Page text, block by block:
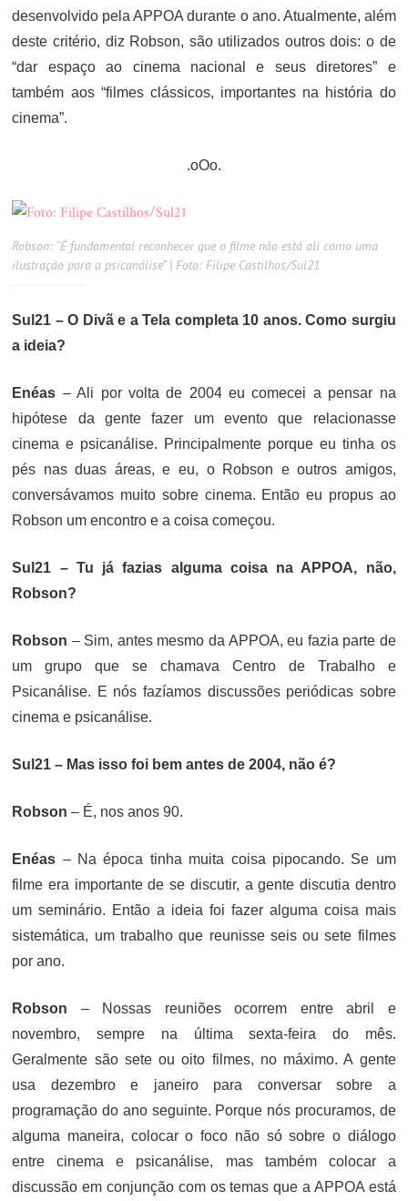
desenvolvido pela APPOA durante o ano. Atualmente, além
deste critério, diz Robson, são utilizados outros dois: o de
“dar espaço ao cinema nacional e seus diretores” e
também aos “filmes clássicos, importantes na história do
cinema”.
.oOo.
Robson: “É fundamental reconhecer que o filme não está ali como uma
ilustração para a psicanálise” | Foto: Filipe Castilhos/Sul21
Sul21 – O Divã e a Tela completa 10 anos. Como surgiu
a ideia?
Enéas – Ali por volta de 2004 eu comecei a pensar na
hipótese da gente fazer um evento que relacionasse
cinema e psicanálise. Principalmente porque eu tinha os
pés nas duas áreas, e eu, o Robson e outros amigos,
conversávamos muito sobre cinema. Então eu propus ao
Robson um encontro e a coisa começou.
Sul21 – Tu já fazias alguma coisa na APPOA, não,
Robson?
Robson – Sim, antes mesmo da APPOA, eu fazia parte de
um grupo que se chamava Centro de Trabalho e
Psicanálise. E nós fazíamos discussões periódicas sobre
cinema e psicanálise.
Sul21 – Mas isso foi bem antes de 2004, não é?
Robson – É, nos anos 90.
Enéas – Na época tinha muita coisa pipocando. Se um
filme era importante de se discutir, a gente discutia dentro
um seminário. Então a ideia foi fazer alguma coisa mais
sistemática, um trabalho que reunisse seis ou sete filmes
por ano.
Robson – Nossas reuniões ocorrem entre abril e
novembro, sempre na última sexta-feira do mês.
Geralmente são sete ou oito filmes, no máximo. A gente
usa dezembro e janeiro para conversar sobre a
programação do ano seguinte. Porque nós procuramos, de
alguma maneira, colocar o foco não só sobre o diálogo
entre cinema e psicanálise, mas também colocar a
discussão em conjunção com os temas que a APPOA está